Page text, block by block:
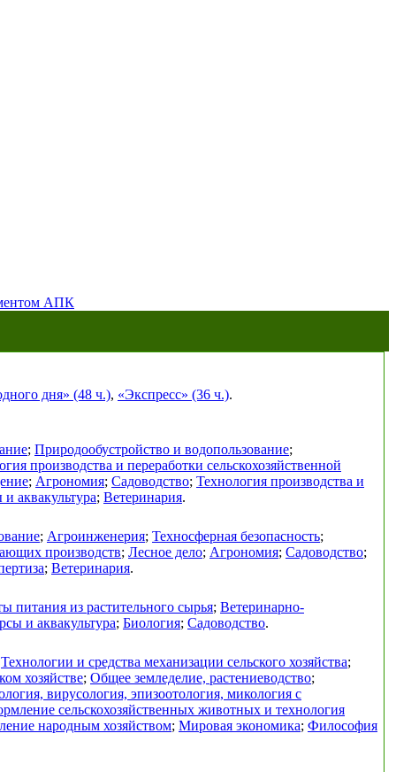
АПК
дня» (48 ч.), «Экспресс» (36 ч.).
; Природообустройство и водопользование;
производства и переработки сельскохозяйственной
; Агрономия; Садоводство; Технология производства и
аквакультура; Ветеринария.
; Агроинженерия; Техносферная безопасность;
производств; Лесное дело; Агрономия; Садоводство;
; Ветеринария.
питания из растительного сырья; Ветеринарно-
и аквакультура; Биология; Садоводство.
Технологии и средства механизации сельского хозяйства;
хозяйстве; Общее земледелие, растениеводство;
вирусология, эпизоотология, микология с
сельскохозяйственных животных и технология
народным хозяйством; Мировая экономика; Философия